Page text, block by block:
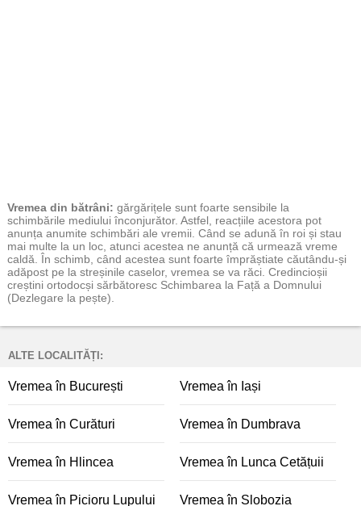
Vremea din bătrâni: gărgărițele sunt foarte sensibile la
schimbările mediului înconjurător. Astfel, reacțiile acestora pot
anunța anumite schimbări ale vremii. Când se adună în roi și stau
mai multe la un loc, atunci acestea ne anunță că urmează vreme
caldă. În schimb, când acestea sunt foarte împrăștiate căutându-și
adăpost pe la streșinile caselor, vremea se va răci. Credincioșii
creștini ortodocși sărbătoresc Schimbarea la Față a Domnului
(Dezlegare la pește).
ALTE LOCALITĂȚI:
Vremea în București Vremea în Iași
Vremea în Curături Vremea în Dumbrava
Vremea în Hlincea Vremea în Lunca Cetățuii
Vremea în Picioru Lupului Vremea în Slobozia